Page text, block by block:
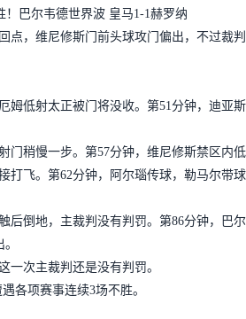
！巴尔韦德世界波 皇马1-1赫罗纳
点，维尼修斯门前头球攻门偏出，不过裁
姆低射太正被门将没收。 第51分钟，迪亚
门稍慢一步。第57分钟，维尼修斯禁区内低
打飞。 第62分钟，阿尔瑙传球，勒马尔带
后倒地，主裁判没有判罚。第86分钟，巴
一次主裁判还是没有判罚。
各项赛事连续3场不胜。